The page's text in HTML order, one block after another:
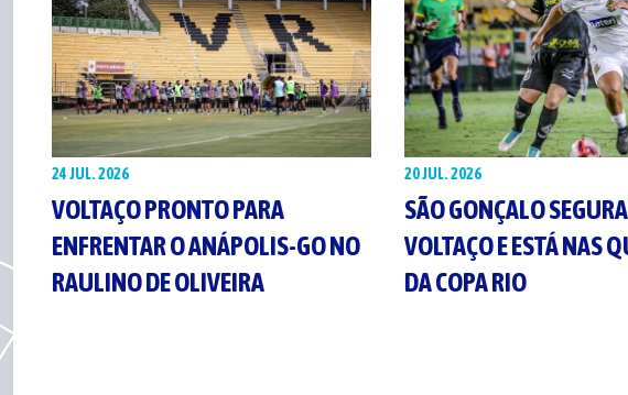
24 JUL. 2026
VOLTAÇO PRONTO PARA
ENFRENTAR O ANÁPOLIS-GO NO
RAULINO DE OLIVEIRA
20 JUL. 2026
SÃO GONÇALO
VOLTAÇO E ESTÁ NAS
DA COPA RIO